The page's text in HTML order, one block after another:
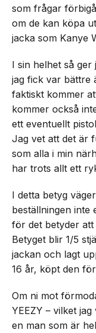
som frågar
om de kan köpa
jacka som Kanye
I sin helhet så
jag fick var bättre
faktiskt kommer
kommer också
ett eventuellt
Jag vet att det är
som alla i min
har trots allt ett
I detta betyg
beställningen inte
för det betyder att
Betyget blir 1/5
jackan och lagt
16 år, köpt den
Om ni mot
YEEZY – vilket
en man som är